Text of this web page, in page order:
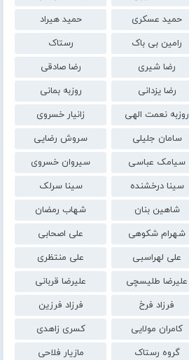
حمید عسکری
حمید هیراد
رامین بی باک
رستاک
رضا شیری
رضا صادقی
رضا یزدانی
روزبه بمانی
روزبه نعمت الهی
زانیار خسروی
سامان جلیلی
سروش رضایی
سیامک عباسی
سیروان خسروی
سینا درخشنده
سینا سرلک
شاهین بنان
شهاب رمضان
شهرام شکوهی
علی اصحابی
علی لهراسبی
علی منتظری
علیرضا طلیسچی
علیرضا قربانی
فرزاد فرخ
فرزاد فرزین
کامران مولایی
کسری زاهدی
گروه رستاک
مازیار فلاحی